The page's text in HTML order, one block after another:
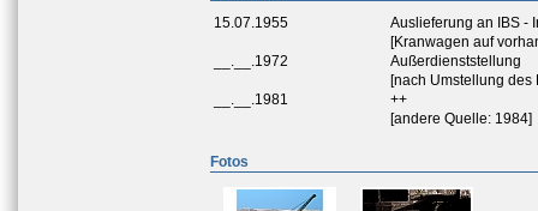
15.07.1955
Auslieferung an IBS -
[Kranwagen auf
__.__.1972
Außerdienststellung
[nach Umstellung
__.__.1981
++
[andere Quelle: 1984]
Fotos